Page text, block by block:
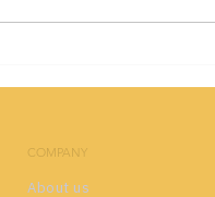
vína vzrostl o
COMPANY
About us